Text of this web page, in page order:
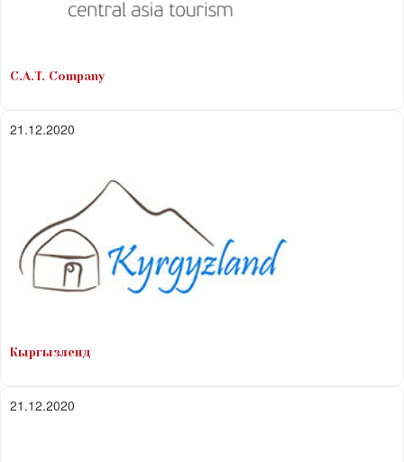
С.А.Т. Company
21.12.2020
Кыргызленд
21.12.2020